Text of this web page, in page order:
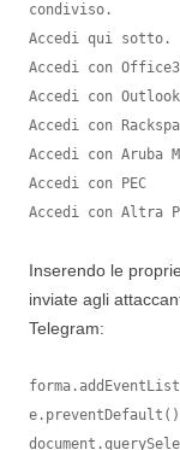
condiviso.
Accedi qui sotto.
Accedi con
Accedi con Outlook
Accedi con
Accedi con Aruba
Accedi con PEC
Accedi con Altra
Inserendo le
inviate agli
Telegram: